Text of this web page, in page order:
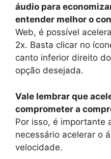
áudio para
entender melhor o
Web, é possível
2x. Basta clicar no
canto inferior direito
opção desejada.
Vale lembrar que
comprometer a
Por isso, é importante
necessário acelerar o
velocidade.